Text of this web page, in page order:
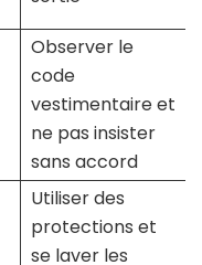
Observer le
code
vestimentaire et
ne pas insister
sans accord
Utiliser des
protections et
se laver les